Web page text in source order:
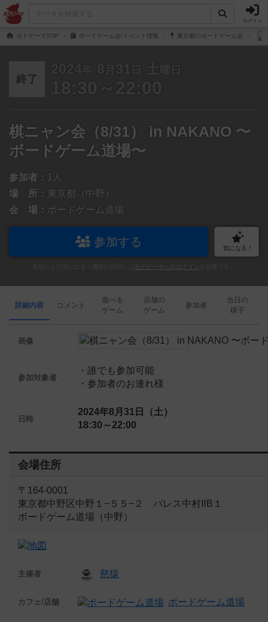
ログイン
ボドゲーマTOP ボードゲーム会/イベント情報 東京都のボードゲーム会
終了
2024年 8 月 31 日 土 曜日
18:30～22:00
棋ニャン会（8/31） in NAKANO 〜
ボードゲーム道場〜
参加者： 1人
場 所： 東京都（中野）
会 場： ボードゲーム道場
参加する 気になる！
ボドゲーマへのログイン
詳細内容 コメント
遊べる
ゲーム
店舗の
ゲーム
参加者
当日の
様子
画像
参加対象者
・誰でも参加可能
・参加者のお連れ様
日時
2024年8月31日（土）
18:30～22:00
会場住所
〒164-0001
東京都中野区中野１−５５−２ パレス中村ⅡB１
ボードゲーム道場（中野）
主催者 慈猿
カフェ/店舗 ボードゲーム道場